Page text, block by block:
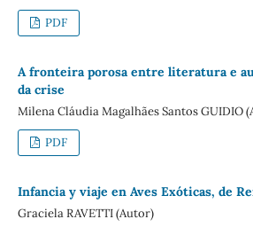
PDF
A fronteira porosa entre literatura e
da crise
Milena Cláudia Magalhães Santos GUIDIO
PDF
Infancia y viaje en Aves Exóticas, de
Graciela RAVETTI (Autor)